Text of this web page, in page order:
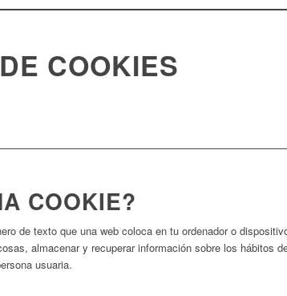
COOKIES
COOKIE?
de texto que una web coloca en tu ordenador o
almacenar y recuperar información sobre los hábitos
usuaria.